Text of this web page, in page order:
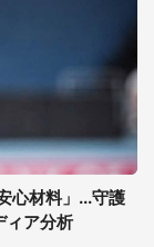
心材料」...守護
ィア分析